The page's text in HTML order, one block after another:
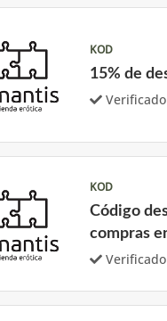
KOD
15% de
Verificado
KOD
Código
compras
Verificado